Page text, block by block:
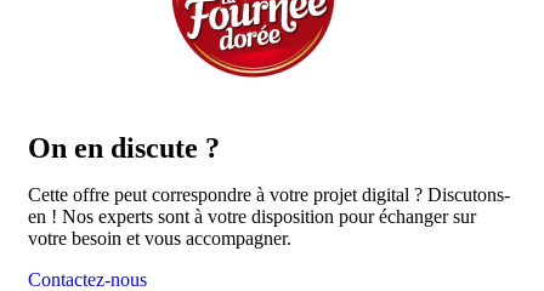
On en discute ?
Cette offre peut correspondre à votre projet digital ? Discutons-
en ! Nos experts sont à votre disposition pour échanger sur
votre besoin et vous accompagner.
Contactez-nous